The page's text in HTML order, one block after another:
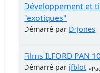
Développement et
"exotiques"
Démarré par DrJones
Films ILFORD PAN
Démarré par jfblot